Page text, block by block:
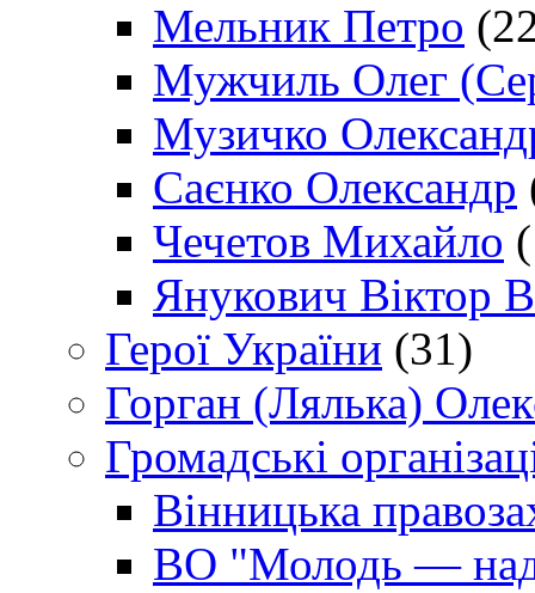
Мельник Петро
Мужчиль Олег
Музичко
Саєнко Олександр
Чечетов Михайло
Янукович Віктор
Герої України (31)
Горган (Лялька)
Громадські
Вінницька
ВО "Молодь —